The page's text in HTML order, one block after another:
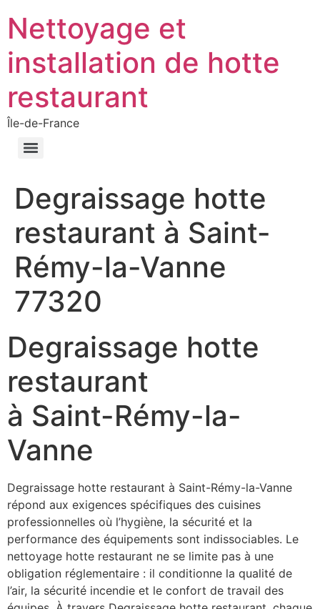
Nettoyage et
installation de hotte
restaurant
Île-de-France
Degraissage hotte
restaurant à Saint-
Rémy-la-Vanne
77320
Degraissage hotte
restaurant
à Saint-Rémy-la-
Vanne
Degraissage hotte restaurant à Saint-Rémy-la-Vanne
répond aux exigences spécifiques des cuisines
professionnelles où l’hygiène, la sécurité et la
performance des équipements sont indissociables. Le
nettoyage hotte restaurant ne se limite pas à une
obligation réglementaire : il conditionne la qualité de
l’air, la sécurité incendie et le confort de travail des